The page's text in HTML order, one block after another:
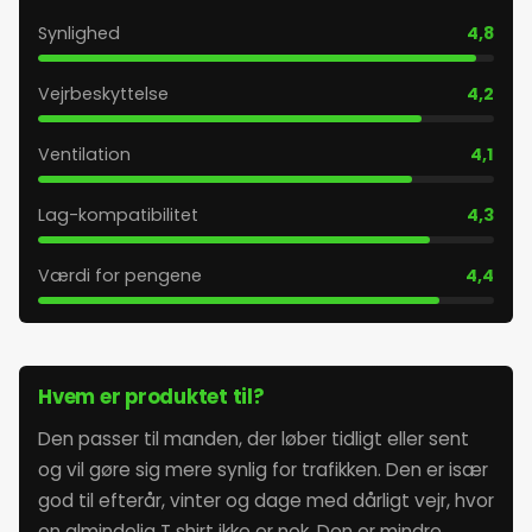
Synlighed 4,8
Vejrbeskyttelse 4,2
Ventilation 4,1
Lag-kompatibilitet 4,3
Værdi for pengene 4,4
Hvem er produktet til?
Den passer til manden, der løber tidligt eller sent
og vil gøre sig mere synlig for trafikken. Den er især
god til efterår, vinter og dage med dårligt vejr, hvor